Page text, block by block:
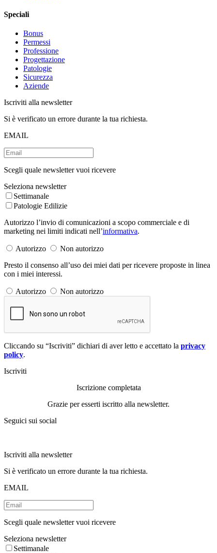
Speciali
Bonus
Permessi
Professione
Progettazione
Patologie
Sicurezza
Aziende
Iscriviti alla newsletter
Si è verificato un errore durante la tua richiesta.
EMAIL
Scegli quale newsletter vuoi ricevere
Seleziona newsletter
Settimanale
Patologie Edilizie
Autorizzo l’invio di comunicazioni a scopo commerciale e di
marketing nei limiti indicati nell’informativa.
Autorizzo
Non autorizzo
Presto il consenso all’uso dei miei dati per ricevere proposte in linea
con i miei interessi.
Autorizzo Non autorizzo
Cliccando su “Iscriviti” dichiari di aver letto e accettato la privacy
policy.
Iscriviti
Iscrizione completata
Grazie per esserti iscritto alla newsletter.
Seguici sui social
Iscriviti alla newsletter
Si è verificato un errore durante la tua richiesta.
EMAIL
Scegli quale newsletter vuoi ricevere
Seleziona newsletter
Settimanale